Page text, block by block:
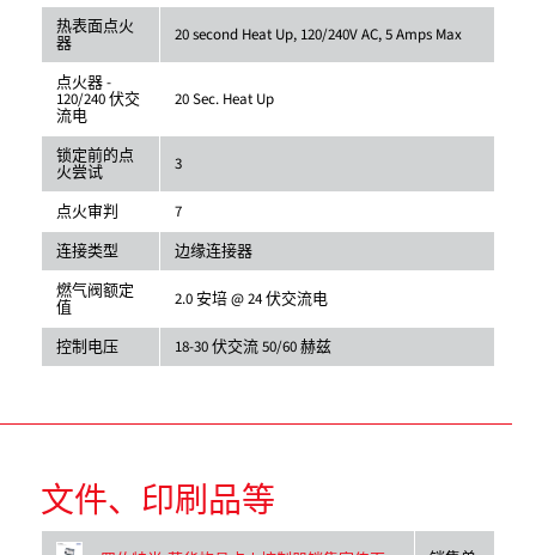
热表面点火
器 20 second Heat Up, 120/240V AC, 5 Amps Max
点火器 -
120/240 伏交
流电
20 Sec. Heat Up
锁定前的点
火尝试 3
点火审判
7
连接类型
边缘连接器
燃气阀额定
值 2.0 安培 @ 24 伏交流电
控制电压 18-30 伏交流 50/60 赫兹
文件、印刷品等